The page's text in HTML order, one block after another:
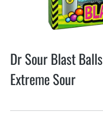
Dr Sour Blast Balls
Extreme Sour